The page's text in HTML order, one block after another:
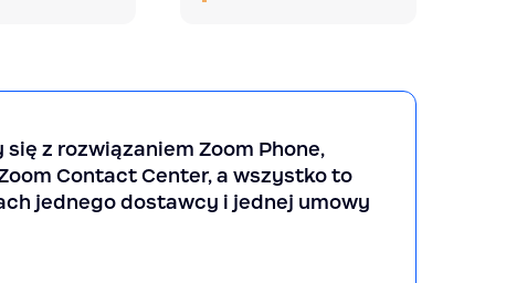
z rozwiązaniem Zoom Phone,
Contact Center, a wszystko to
jednego dostawcy i jednej umowy